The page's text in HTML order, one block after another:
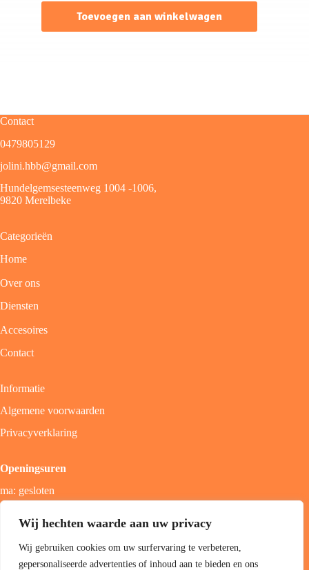
Wij hechten waarde aan uw privacy
Wij gebruiken cookies om uw surfervaring te verbeteren,
gepersonaliseerde advertenties of inhoud aan te bieden en ons
Toevoegen aan winkelwagen
Contact
0479805129
jolini.hbb@gmail.com
Hundelgemsesteenweg 1004 -1006,
9820 Merelbeke
Categorieën
Home
Over ons
Diensten
Accesoires
Contact
Informatie
Algemene voorwaarden
Privacyverklaring
Openingsuren
ma: gesloten
zon; gesloten